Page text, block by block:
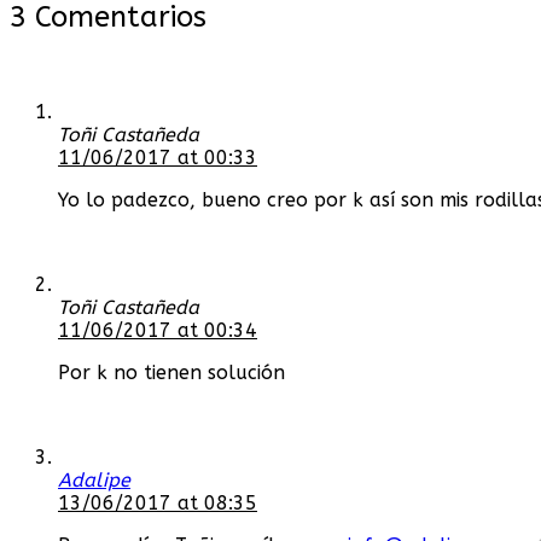
3 Comentarios
Toñi Castañeda
11/06/2017 at 00:33
Yo lo padezco, bueno creo por k así son mis
Toñi Castañeda
11/06/2017 at 00:34
Por k no tienen solución
Adalipe
13/06/2017 at 08:35